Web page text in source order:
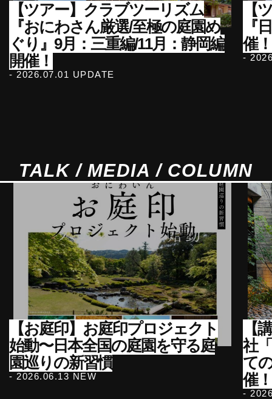
【ツアー】クラブツーリズム
『おにわさん厳選/至極の庭園め
ぐり』9月：三重編/11月：静岡編
開催！
- 2026.07.01 UPDATE
【
『
催
-
TALK / MEDIA / COLUMN
【お庭印】お庭印プロジェクト
始動〜日本全国の庭園を守る庭
園巡りの新習慣
- 2026.06.13 NEW
【
社
て
催！
-